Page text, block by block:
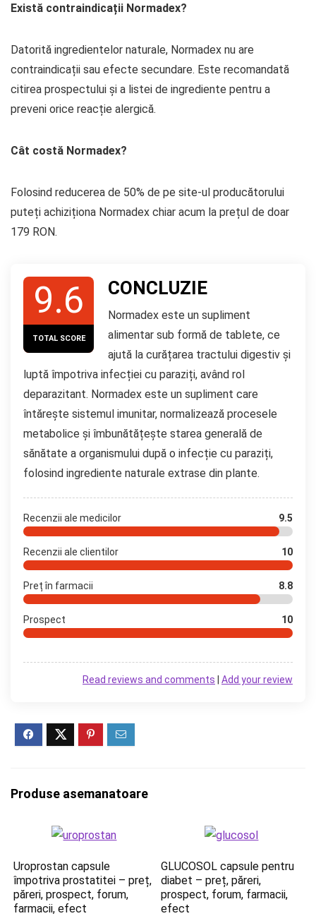
Există contraindicații Normadex?
Datorită ingredientelor naturale, Normadex nu are
contraindicații sau efecte secundare. Este recomandată
citirea prospectului și a listei de ingrediente pentru a
preveni orice reacție alergică.
Cât costă Normadex?
Folosind reducerea de 50% de pe site-ul producătorului
puteți achiziționa Normadex chiar acum la prețul de doar
179 RON.
9.6
TOTAL SCORE
CONCLUZIE
Normadex este un supliment
alimentar sub formă de tablete, ce
ajută la curățarea tractului digestiv și
luptă împotriva infecției cu paraziți, având rol
deparazitant. Normadex este un supliment care
întărește sistemul imunitar, normalizează procesele
metabolice și îmbunătățește starea generală de
sănătate a organismului după o infecție cu paraziți,
folosind ingrediente naturale extrase din plante.
Recenzii ale medicilor 9.5
Recenzii ale clientilor 10
Preț în farmacii 8.8
Prospect 10
Add your review
Read reviews and comments
Produse asemanatoare
Uroprostan capsule
împotriva prostatitei – preț,
păreri, prospect, forum,
farmacii, efect
GLUCOSOL capsule pentru
diabet – preț, păreri,
prospect, forum, farmacii,
efect